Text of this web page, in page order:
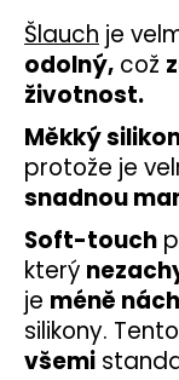
Šlauch je
odolný, což
životnost.
Měkký
protože je
snadnou
Soft-touch
který
je méně
silikony. Tento
všemi
D
o
p
o
r
u
č
u
j
e
m
e